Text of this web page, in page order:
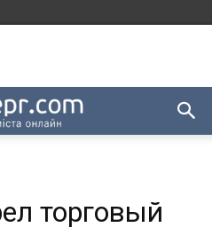
торговый